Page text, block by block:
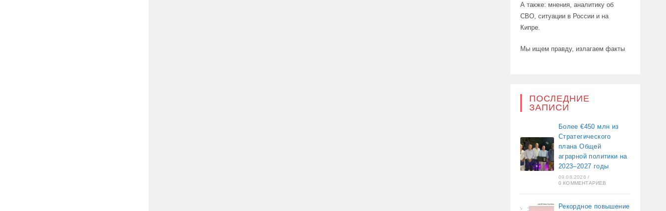
А также: мнения, аналитику об
СВО, ситуации в России и на
Кипре.
Мы ищем правду, излагаем факты
ПОСЛЕДНИЕ
ЗАПИСИ
Более €450 млн из
Стратегического
плана Общей
аграрной политики на
2023–2027 годы
09.08.2026 /
0 КОММЕНТАРИЕВ
Рекордное повышение